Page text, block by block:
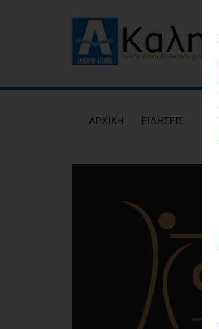
ΕΙΔΗΣΕΙΣ
AΡΧΙΚΗ ΕΙΔΗΣΕΙΣ